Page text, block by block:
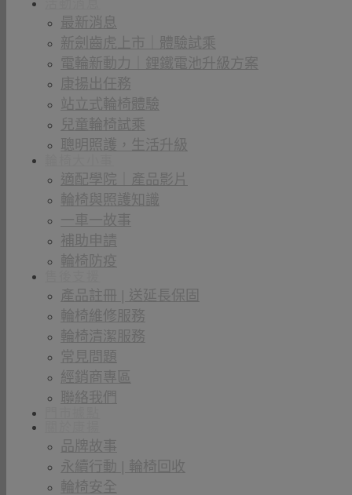
最新消息
新劍齒虎上市｜體驗試乘
電輪新動力｜鋰鐵電池升級方案
康揚出任務
站立式輪椅體驗
兒童輪椅試乘
聰明照護，生活升級
適配學院｜產品影片
輪椅與照護知識
一車一故事
補助申請
輪椅防疫
產品註冊 | 送延長保固
輪椅維修服務
輪椅清潔服務
常見問題
經銷商專區
聯絡我們
品牌故事
永續行動 | 輪椅回收
輪椅安全